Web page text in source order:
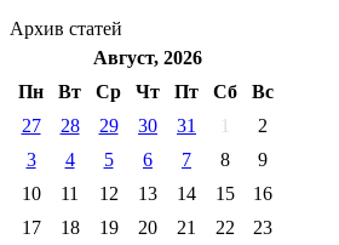
Архив статей
Август, 2026
Пн
Вт Ср Чт Пт Cб
Вс
27
28 29 30 31 1
2
3
4 5 6 7 8
9
10
11 12 13 14 15
16
17
18 19 20 21 22
23